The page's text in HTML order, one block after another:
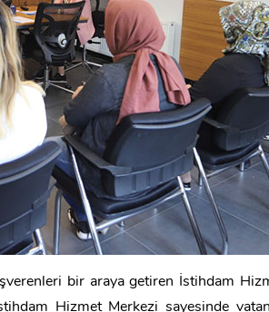
bir araya getiren İstihdam
Hizmet Merkezi sayesinde